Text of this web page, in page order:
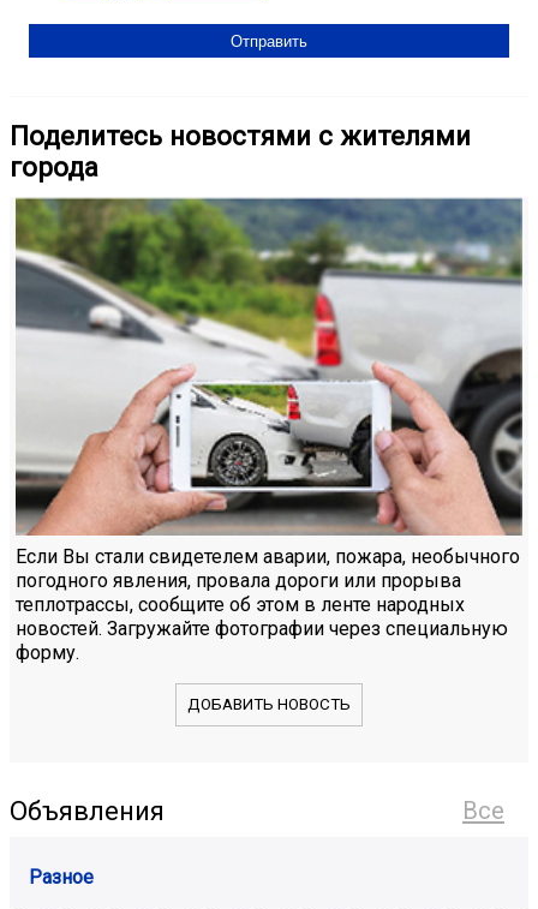
Поделитесь новостями с жителями
города
Если Вы стали свидетелем аварии, пожара, необычного
погодного явления, провала дороги или прорыва
теплотрассы, сообщите об этом в ленте народных
новостей. Загружайте фотографии через специальную
форму.
ДОБАВИТЬ НОВОСТЬ
Все
Объявления
Разное